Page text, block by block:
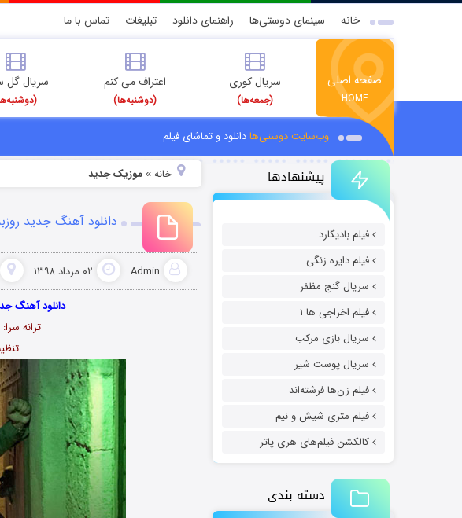
خانه سینمای دوستی‌ها راهنمای دانلود تبلیغات تماس با ما
صفحه اصلی
HOME
سریال کوری
(جمعه‌ها)
اعتراف می کنم
(دوشنبه‌ها)
سریال
وب‌سایت دوستی‌هادانلود و تماشای فیلم
پیشنهادها
فیلم بادیگارد
فیلم دایره زنگی
سریال گنج مظفر
فیلم اخراجی ها ۱
سریال بازی مرکب
سریال پوست شیر
فیلم زن‌ها فرشته‌اند
فیلم متری شیش و نیم
کالکشن فیلم‌های هری پاتر
دسته بندی
خانه» موزیک جدید
دانلود آهنگ جدید
Admin ۰۲ مرداد ۱۳۹۸
دانلود آهنگ
ترانه